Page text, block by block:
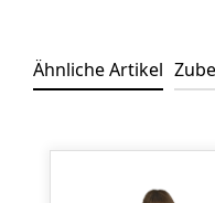
Ähnliche Artikel